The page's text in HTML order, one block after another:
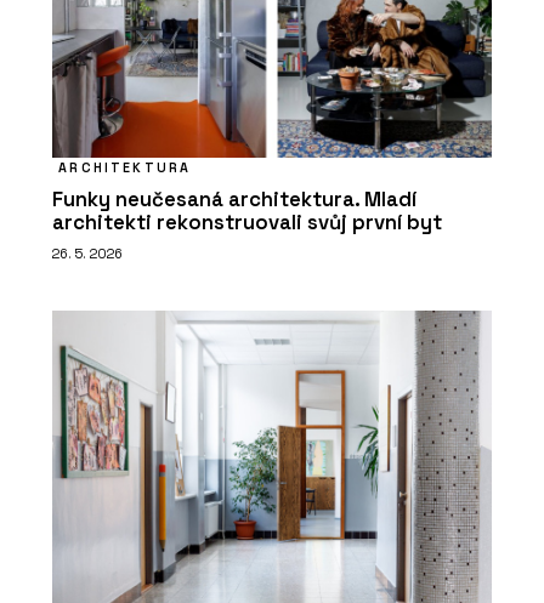
ARCHITEKTURA
Funky neučesaná architektura. Mladí
architekti rekonstruovali svůj první byt
26. 5. 2026